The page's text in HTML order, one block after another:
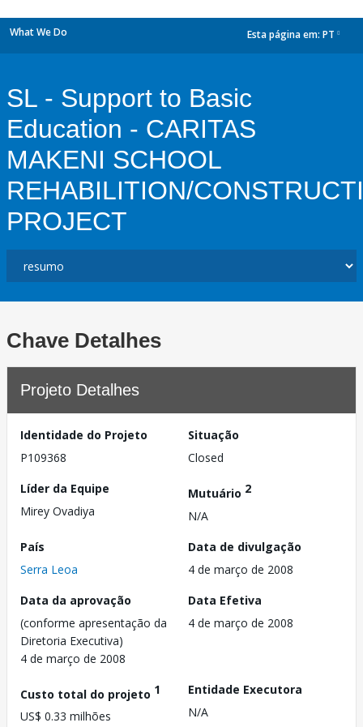
What We Do Esta página em: PT
SL - Support to Basic
Education - CARITAS
MAKENI SCHOOL
REHABILITION/
PROJECT
Chave Detalhes
Projeto Detalhes
Identidade do Projeto
P109368
Situação
Closed
Líder da Equipe
Mirey Ovadiya
Mutuário 2
N/A
País
Serra Leoa
Data de divulgação
4 de março de 2008
Data da aprovação
(conforme apresentação da
Diretoria Executiva)
4 de março de 2008
Data Efetiva
4 de março de 2008
Custo total do projeto 1
US$ 0.33 milhões
Entidade Executora
N/A